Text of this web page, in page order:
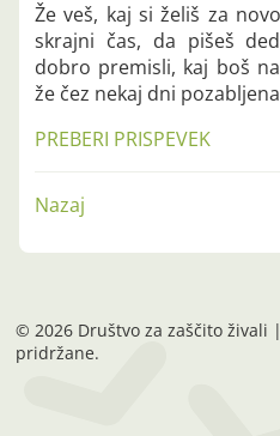
Že veš, kaj si želiš za
skrajni čas, da pišeš
dobro premisli, kaj boš
že čez nekaj dni
PREBERI PRISPEVEK
Nazaj
© 2026 Društvo za zaščito živali |
pridržane.